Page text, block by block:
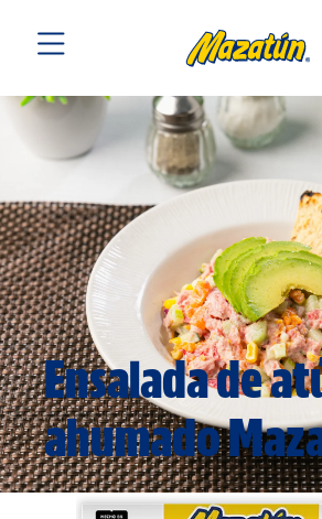
Ensalada de
ahumado